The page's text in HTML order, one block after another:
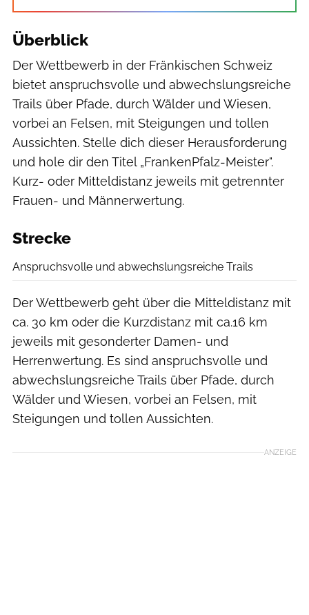
Überblick
Der Wettbewerb in der Fränkischen Schweiz
bietet anspruchsvolle und abwechslungsreiche
Trails über Pfade, durch Wälder und Wiesen,
vorbei an Felsen, mit Steigungen und tollen
Aussichten. Stelle dich dieser Herausforderung
und hole dir den Titel „FrankenPfalz-Meister".
Kurz- oder Mitteldistanz jeweils mit getrennter
Frauen- und Männerwertung.
Strecke
Anspruchsvolle und abwechslungsreiche Trails
Der Wettbewerb geht über die Mitteldistanz mit
ca. 30 km oder die Kurzdistanz mit ca.16 km
jeweils mit gesonderter Damen- und
Herrenwertung. Es sind anspruchsvolle und
abwechslungsreiche Trails über Pfade, durch
Wälder und Wiesen, vorbei an Felsen, mit
Steigungen und tollen Aussichten.
ANZEIGE